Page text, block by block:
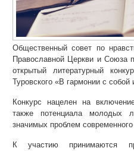
Общественный совет по
Православной Церкви и Союза
открытый литературный
Туровского «В гармонии с собой
Конкурс нацелен на
также потенциала молодых
значимых проблем
К участию принимаются